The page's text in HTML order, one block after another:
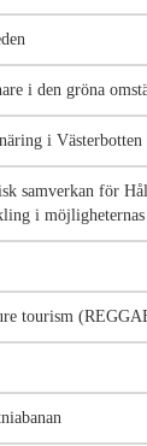
i den gröna
i Västerbotten
samverkan för
i
tourism